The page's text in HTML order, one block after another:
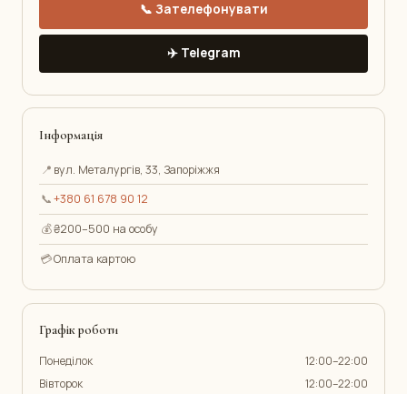
📞 Зателефонувати
✈️ Telegram
Інформація
📍 вул. Металургів, 33, Запоріжжя
📞+380 61 678 90 12
💰₴200–500 на особу
💳Оплата картою
Графік роботи
Понеділок
12:00–22:00
Вівторок
12:00–22:00